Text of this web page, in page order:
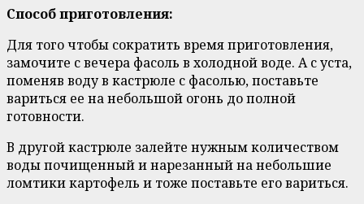
Способ приготовления:
Для того чтобы сократить время приготовления,
замочите с вечера фасоль в холодной воде. А с уста,
поменяв воду в кастрюле с фасолью, поставьте
вариться ее на небольшой огонь до полной
готовности.
В другой кастрюле залейте нужным количеством
воды почищенный и нарезанный на небольшие
ломтики картофель и тоже поставьте его вариться.